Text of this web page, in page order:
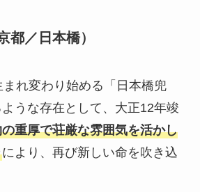
都／日本橋）
まれ変わり始める「日本橋兜
うな存在として、大正12年竣
重厚で荘厳な雰囲気を活かし
により、再び新しい命を吹き込